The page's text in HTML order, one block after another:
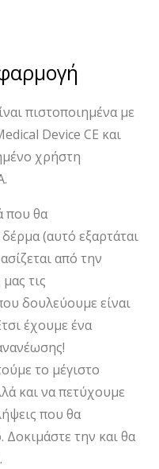
πιστοποιημένα με
Device CE και
χρήστη
που θα
(αυτό εξαρτάται
από την
τις
δουλεύουμε είναι
έχουμε ένα
το μέγιστο
και να πετύχουμε
που θα
Δοκιμάστε την και θα